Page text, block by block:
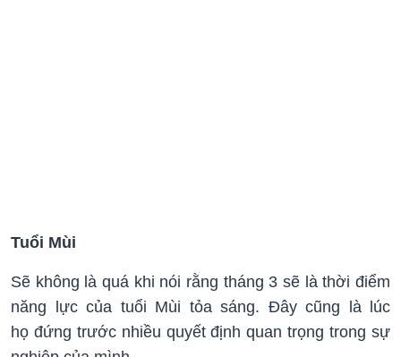
Tuổi Mùi
Sẽ không là quá khi nói rằng tháng 3 sẽ là thời điểm
năng lực của tuổi Mùi tỏa sáng. Đây cũng là lúc
họ đứng trước nhiều quyết định quan trọng trong sự